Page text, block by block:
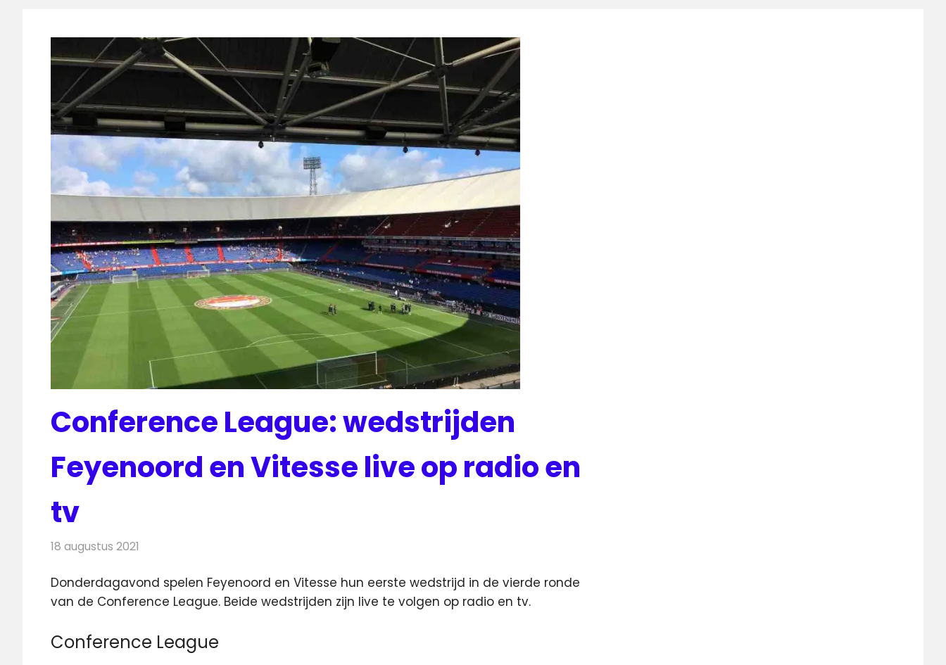
Conference League: wedstrijden
Feyenoord en Vitesse live op radio en
tv
18 augustus 2021
Donderdagavond spelen Feyenoord en Vitesse hun eerste wedstrijd in de vierde ronde
van de Conference League. Beide wedstrijden zijn live te volgen op radio en tv.
Conference League